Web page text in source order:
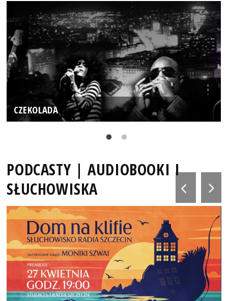
CZEKOLADA
PODCASTY | AUDIOBOOKI I
SŁUCHOWISKA